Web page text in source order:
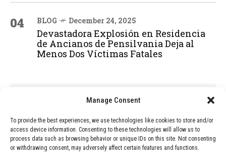
Manage Consent
To provide the best experiences, we use technologies like cookies to store and/or
access device information. Consenting to these technologies will allow us to
process data such as browsing behavior or unique IDs on this site. Not consenting
or withdrawing consent, may adversely affect certain features and functions.
04 BLOG December 24, 2025
Devastadora Explosión en Residencia
de Ancianos de Pensilvania Deja al
Menos Dos Víctimas Fatales